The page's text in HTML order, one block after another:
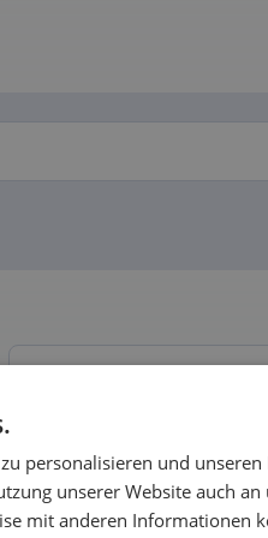
Kabelschuhe,
Warmschrumpf-
personalisieren und
unserer Website auch an
mit anderen Informationen